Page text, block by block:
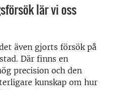
lär vi oss
även gjorts försök på
Där finns en
precision och den
kunskap om hur